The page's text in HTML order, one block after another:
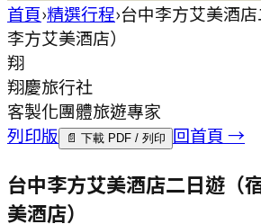
首頁›精選行程›台中李方艾美酒
李方艾美酒店）
翔
翔慶旅行社
客製化團體旅遊專家
列印版
📄 下載 PDF / 列印 回首頁 →
台中李方艾美酒店二日遊（
美酒店）